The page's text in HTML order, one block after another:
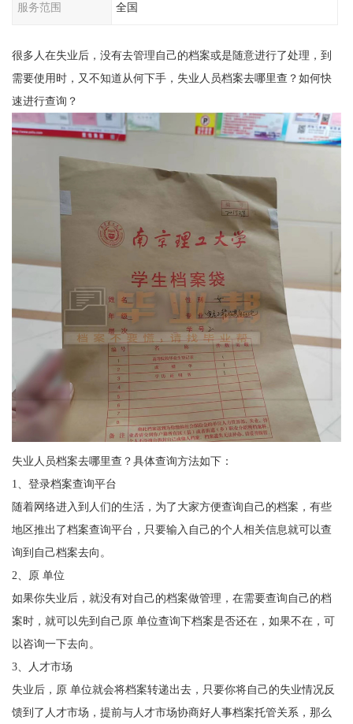
服务范围 全国
很多人在失业后，没有去管理自己的档案或是随意进行了处理，到
需要使用时，又不知道从何下手，失业人员档案去哪里查？如何快
速进行查询？
失业人员档案去哪里查？具体查询方法如下：
1
、登录档案查询平台
随着网络进入到人们的生活，为了大家方便查询自己的档案，有些
地区推出了档案查询平台，只要输入自己的个人相关信息就可以查
询到自己档案去向。
2 、原 单位
如果你失业后，就没有对自己的档案做管理，在需要查询自己的档
案时，就可以先到自己原 单位查询下档案是否还在，如果不在，可
以咨询一下去向。
3、人才市场
失业后，原 单位就会将档案转递出去，只要你将自己的失业情况反
馈到了人才市场，提前与人才市场协商好人事档案托管关系，那么